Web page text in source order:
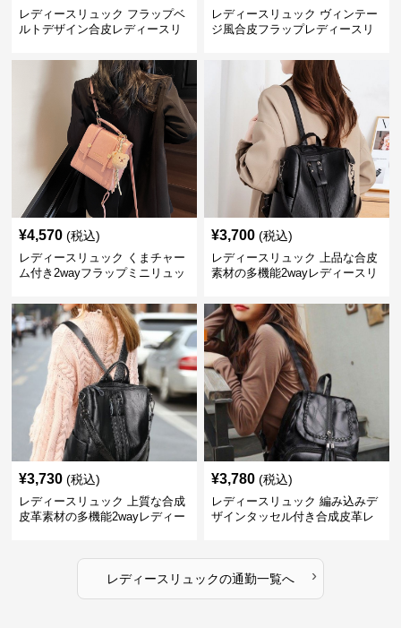
レディースリュック フラップベ
ルトデザイン合皮レディースリ
レディースリュック ヴィンテー
ジ風合皮フラップレディースリ
¥4,570 (税込)
レディースリュック くまチャー
ム付き2wayフラップミニリュッ
¥3,700 (税込)
レディースリュック 上品な合皮
素材の多機能2wayレディースリ
¥3,730 (税込)
レディースリュック 上質な合成
皮革素材の多機能2wayレディー
¥3,780 (税込)
レディースリュック 編み込みデ
ザインタッセル付き合成皮革レ
レディースリュックの通勤一覧へ ›